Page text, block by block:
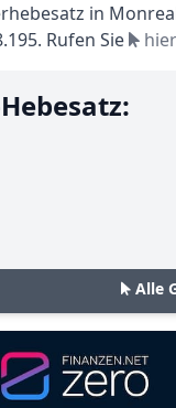
in
Rufen Sie
hier
Alle